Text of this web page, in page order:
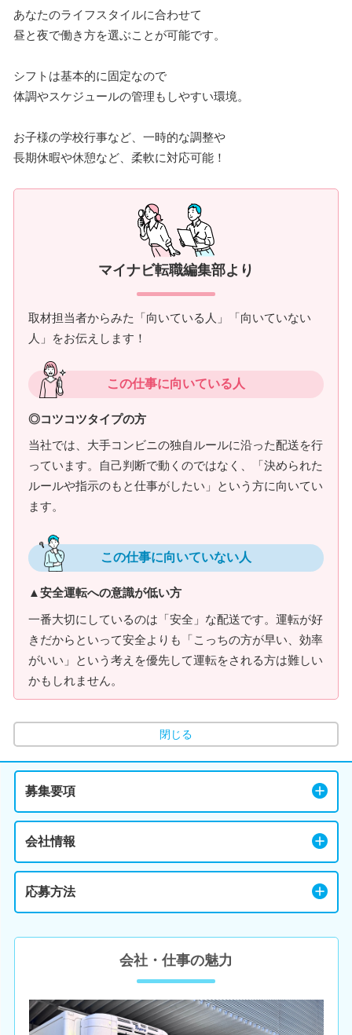
あなたのライフスタイルに合わせて
昼と夜で働き方を選ぶことが可能です。
シフトは基本的に固定なので
体調やスケジュールの管理もしやすい環境。
お子様の学校行事など、一時的な調整や
長期休暇や休憩など、柔軟に対応可能！
マイナビ転職編集部より
取材担当者からみた「向いている人」「向いていない
人」をお伝えします！
この仕事に向いている人
◎コツコツタイプの方
当社では、大手コンビニの独自ルールに沿った配送を行
っています。自己判断で動くのではなく、「決められた
ルールや指示のもと仕事がしたい」という方に向いてい
ます。
この仕事に向いていない人
▲安全運転への意識が低い方
一番大切にしているのは「安全」な配送です。運転が好
きだからといって安全よりも「こっちの方が早い、効率
がいい」という考えを優先して運転をされる方は難しい
かもしれません。
閉じる
募集要項
会社情報
応募方法
会社・仕事の魅力